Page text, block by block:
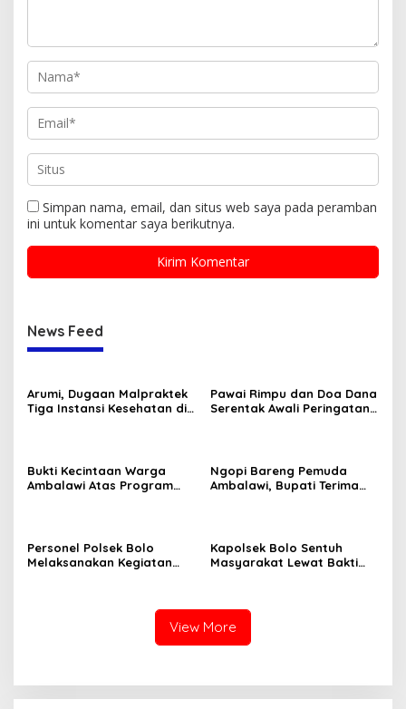
Simpan nama, email, dan situs web saya pada peramban
ini untuk komentar saya berikutnya.
News Feed
Arumi, Dugaan Malpraktek
Tiga Instansi Kesehatan di
Pawai Rimpu dan Doa Dana
Serentak Awali Peringatan
Bukti Kecintaan Warga
Ambalawi Atas Program
Ngopi Bareng Pemuda
Ambalawi, Bupati Terima
Personel Polsek Bolo
Melaksanakan Kegiatan
Kapolsek Bolo Sentuh
Masyarakat Lewat Bakti
View More